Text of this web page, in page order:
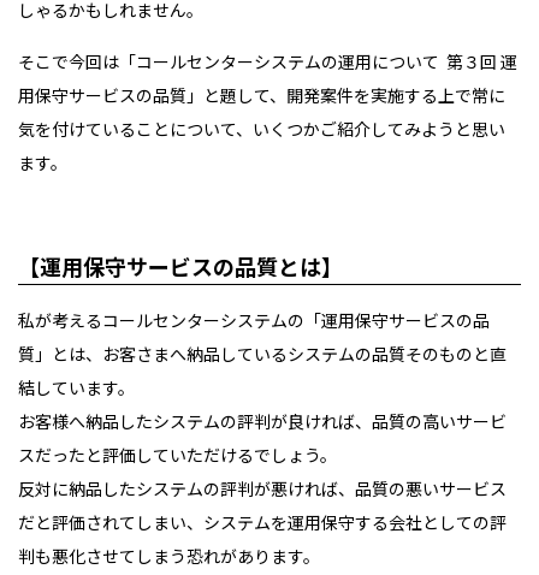
しゃるかもしれません。
そこで今回は「コールセンターシステムの運用について 第３回 運
用保守サービスの品質」と題して、開発案件を実施する上で常に
気を付けていることについて、いくつかご紹介してみようと思い
ます。
【運用保守サービスの品質とは】
私が考えるコールセンターシステムの「運用保守サービスの品
質」とは、お客さまへ納品しているシステムの品質そのものと直
結しています。
お客様へ納品したシステムの評判が良ければ、品質の高いサービ
スだったと評価していただけるでしょう。
反対に納品したシステムの評判が悪ければ、品質の悪いサービス
だと評価されてしまい、システムを運用保守する会社としての評
判も悪化させてしまう恐れがあります。